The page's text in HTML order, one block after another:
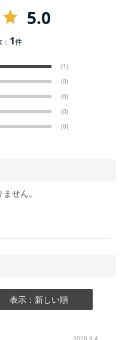
5.0
1件
(1)
(0)
(0)
(0)
(0)
表示：新しい順
2026.3.4
せん。